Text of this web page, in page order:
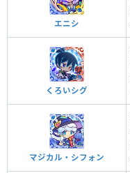
エニシ
くろいシグ
マジカル・シフォン